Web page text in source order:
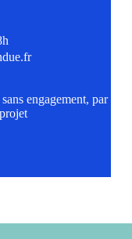
engagement, par